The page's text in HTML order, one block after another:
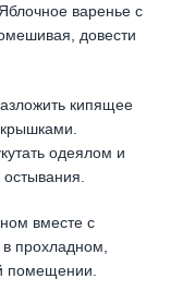
варенье с
довести
кипящее
одеялом и
вместе с
прохладном,
помещении.